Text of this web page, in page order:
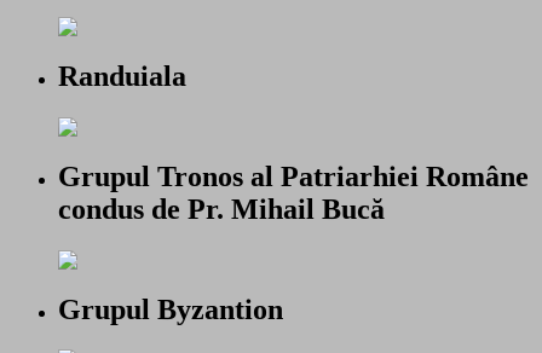
Randuiala
Grupul Tronos al Patriarhiei Române
condus de Pr. Mihail Bucă
Grupul Byzantion